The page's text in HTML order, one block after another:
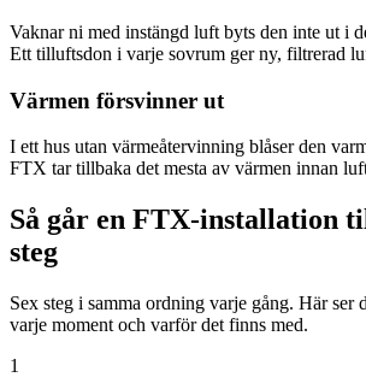
Vaknar ni med instängd luft byts den inte ut i
Ett tilluftsdon i varje sovrum ger ny, filtrerad
Värmen försvinner ut
I ett hus utan värmeåtervinning blåser den
FTX tar tillbaka det mesta av värmen innan
Så går en FTX-installation
steg
Sex steg i samma ordning varje gång. Här ser
varje moment och varför det finns med.
1